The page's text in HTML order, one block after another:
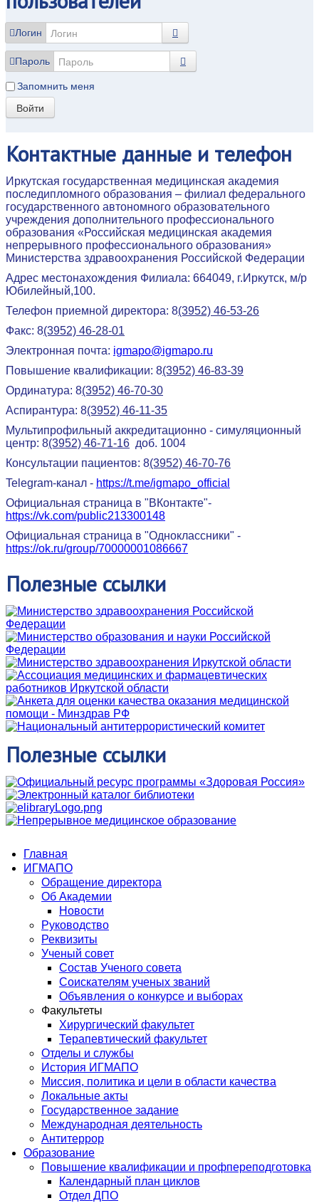
Логин
Пароль
Запомнить меня
Войти
Контактные данные и телефон
Иркутская государственная медицинская академия
последипломного образования – филиал федерального
государственного автономного образовательного
учреждения дополнительного профессионального
образования «Российская медицинская академия
непрерывного профессионального образования»
Министерства здравоохранения Российской Федерации
Адрес местонахождения Филиала: 664049, г.Иркутск, м/р
Юбилейный,100.
Телефон приемной директора: 8(3952) 46-53-26
Факс: 8(3952) 46-28-01
Электронная почта: igmapo@igmapo.ru
Повышение квалификации: 8(3952) 46-83-39
Ординатура: 8(3952) 46-70-30
Аспирантура: 8(3952) 46-11-35
Мультипрофильный аккредитационно - симуляционный
центр: 8(3952) 46-71-16 доб. 1004
Консультации пациентов: 8(3952) 46-70-76
Telegram-канал - https://t.me/igmapo_official
Официальная страница в "ВКонтакте"-
https://vk.com/public213300148
Официальная страница в "Одноклассники" -
https://ok.ru/group/70000001086667
Полезные ссылки
Полезные ссылки
Главная
ИГМАПО
Обращение директора
Об Академии
Новости
Руководство
Реквизиты
Ученый совет
Состав Ученого совета
Соискателям ученых званий
Объявления о конкурсе и выборах
Факультеты
Хирургический факультет
Терапевтический факультет
Отделы и службы
История ИГМАПО
Миссия, политика и цели в области качества
Локальные акты
Государственное задание
Международная деятельность
Антитеррор
Образование
Повышение квалификации и профпереподготовка
Календарный план циклов
Отдел ДПО